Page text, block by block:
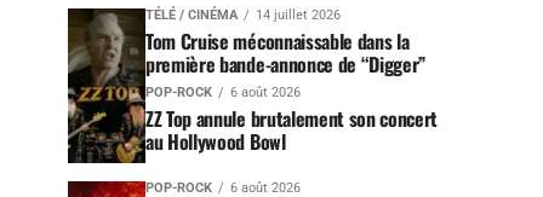
TÉLÉ / CINÉMA 14 juillet 2026
Tom Cruise méconnaissable dans la
première bande-annonce de “Digger”
POP-ROCK 6 août 2026
ZZ Top annule brutalement son concert
au Hollywood Bowl
POP-ROCK 6 août 2026